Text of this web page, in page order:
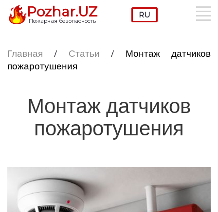
Pozhar.UZ
Пожарная безопасность
Главная / Статьи / Монтаж датчиков
пожаротушения
Монтаж датчиков
пожаротушения